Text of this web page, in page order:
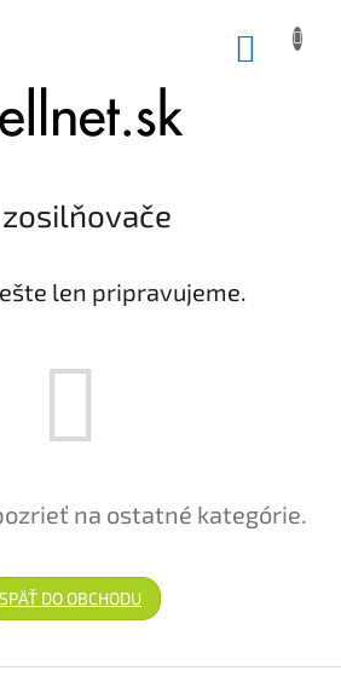
len pripravujeme.
na ostatné kategórie.
SPÄŤ DO OBCHODU